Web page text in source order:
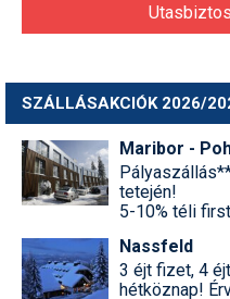
SZÁLLÁSAKCIÓK 2026/
Maribor -
tetején!
5-10% téli
Nassfeld
3 éjt fizet, 4
hétköznap!